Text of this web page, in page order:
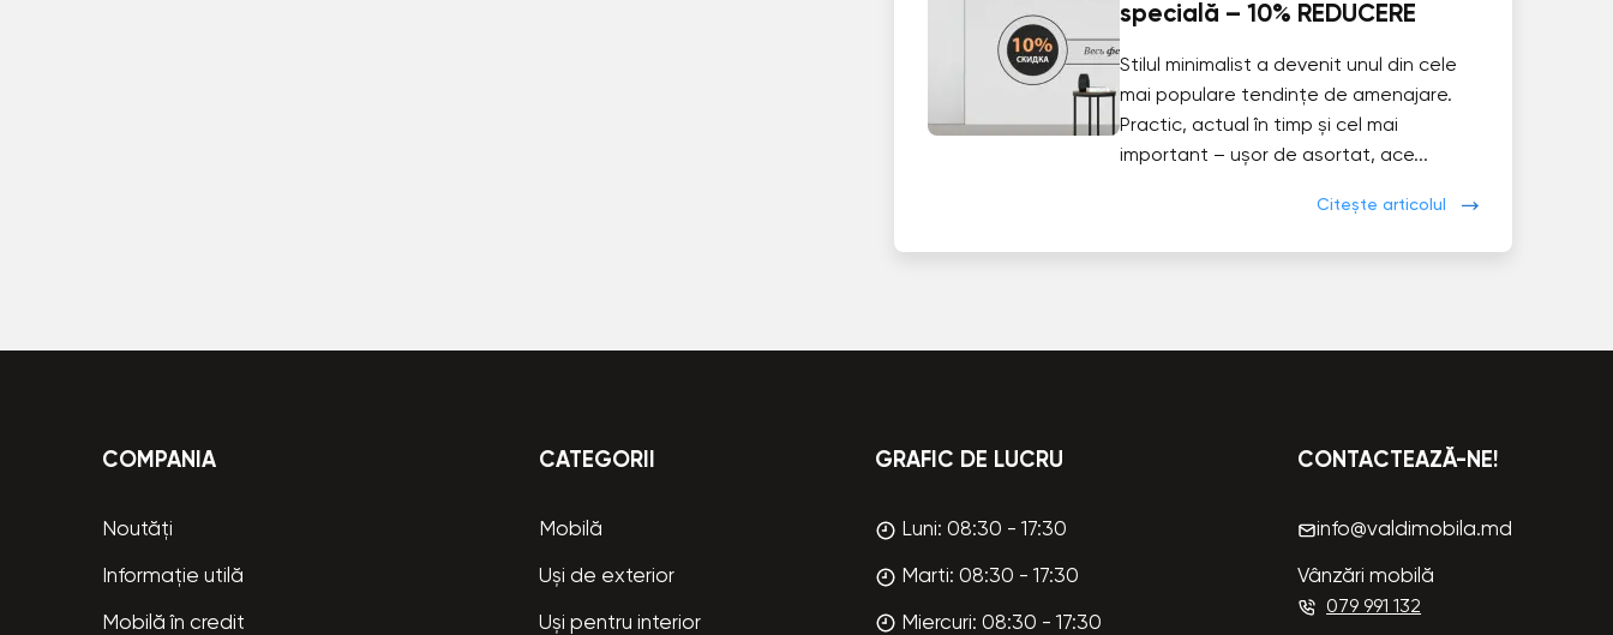
specială – 10% REDUCERE
Stilul minimalist a devenit unul din cele
mai populare tendințe de amenajare.
Practic, actual în timp și cel mai
important – ușor de asortat, ace...
Citește articolul
COMPANIA
Noutăți
Informație utilă
Mobilă în credit
CATEGORII
Mobilă
Uși de exterior
Uși pentru interior
GRAFIC DE LUCRU
Luni: 08:30 - 17:30
Marti: 08:30 - 17:30
Miercuri: 08:30 - 17:30
CONTACTEAZĂ-NE!
info@valdimobila.md
Vânzări mobilă
079 991 132